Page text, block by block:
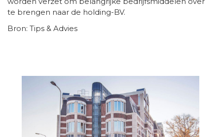
te brengen naar de holding-BV.
Bron: Tips & Advies